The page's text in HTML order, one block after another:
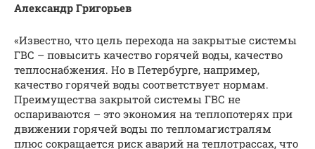
Александр Григорьев
«Известно, что цель перехода на закрытые системы
ГВС – повысить качество горячей воды, качество
теплоснабжения. Но в Петербурге, например,
качество горячей воды соответствует нормам.
Преимущества закрытой системы ГВС не
оспариваются – это экономия на теплопотерях при
движении горячей воды по тепломагистралям
плюс сокращается риск аварий на теплотрассах, что